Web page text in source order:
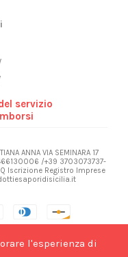
servizio
ANNA VIA SEMINARA 17
/+39 3703073737-
Iscrizione Registro Imprese
l'esperienza di